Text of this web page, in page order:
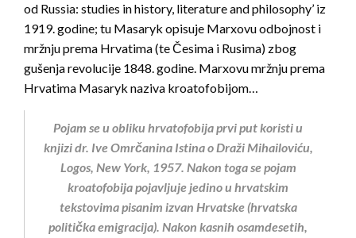
od Russia: studies in history, literature and philosophy’ iz
1919. godine; tu Masaryk opisuje Marxovu odbojnost i
mržnju prema Hrvatima (te Česima i Rusima) zbog
gušenja revolucije 1848. godine. Marxovu mržnju prema
Hrvatima Masaryk naziva kroatofobijom…
Pojam se u obliku hrvatofobija prvi put koristi u
knjizi dr. Ive Omrčanina Istina o Draži Mihailoviću,
Logos, New York, 1957. Nakon toga se pojam
kroatofobija pojavljuje jedino u hrvatskim
tekstovima pisanim izvan Hrvatske (hrvatska
politička emigracija). Nakon kasnih osamdesetih,